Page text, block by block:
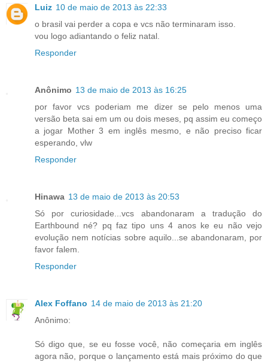
Luiz 10 de maio de 2013 às 22:33
o brasil vai perder a copa e vcs não terminaram isso.
vou logo adiantando o feliz natal.
Responder
Anônimo 13 de maio de 2013 às 16:25
por favor vcs poderiam me dizer se pelo menos uma
versão beta sai em um ou dois meses, pq assim eu começo
a jogar Mother 3 em inglês mesmo, e não preciso ficar
esperando, vlw
Responder
Hinawa 13 de maio de 2013 às 20:53
Só por curiosidade...vcs abandonaram a tradução do
Earthbound né? pq faz tipo uns 4 anos ke eu não vejo
evolução nem notícias sobre aquilo...se abandonaram, por
favor falem.
Responder
Alex Foffano 14 de maio de 2013 às 21:20
Anônimo:
Só digo que, se eu fosse você, não começaria em inglês
agora não, porque o lançamento está mais próximo do que